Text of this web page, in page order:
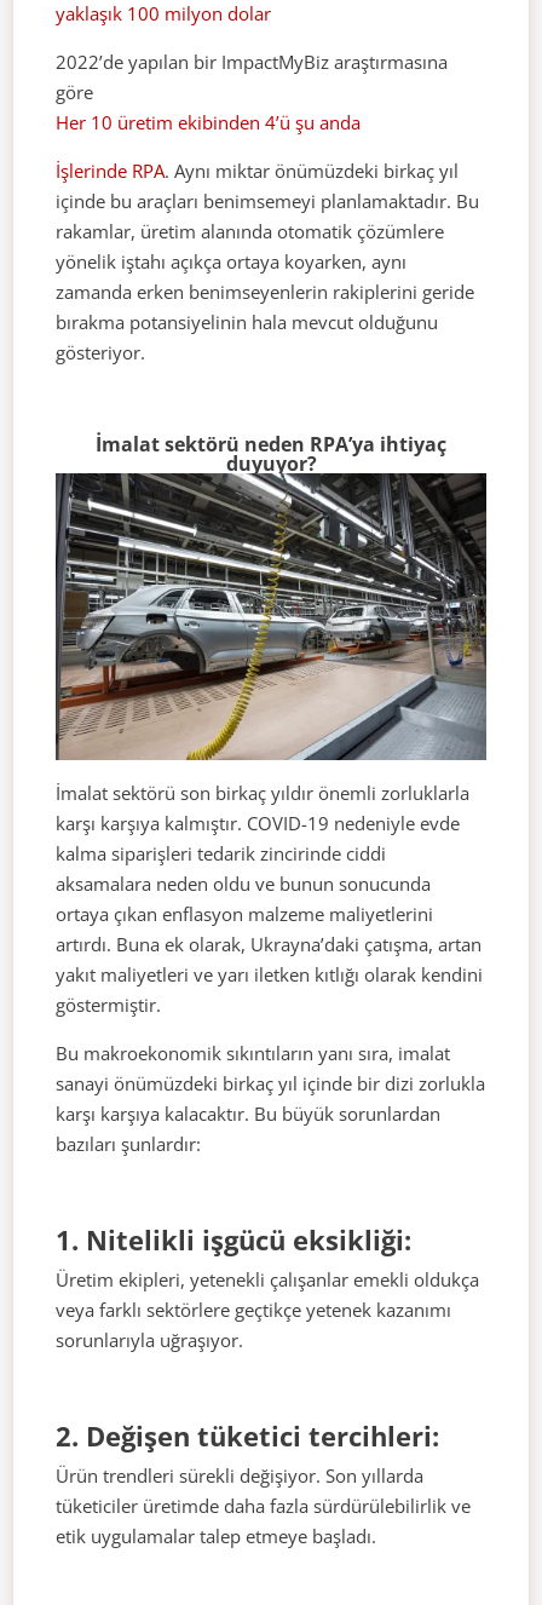
yaklaşık 100 milyon dolar
2022’de yapılan bir ImpactMyBiz araştırmasına
göre
Her 10 üretim ekibinden 4’ü şu anda
İşlerinde RPA. Aynı miktar önümüzdeki birkaç yıl
içinde bu araçları benimsemeyi planlamaktadır. Bu
rakamlar, üretim alanında otomatik çözümlere
yönelik iştahı açıkça ortaya koyarken, aynı
zamanda erken benimseyenlerin rakiplerini geride
bırakma potansiyelinin hala mevcut olduğunu
gösteriyor.
İmalat sektörü neden RPA’ya ihtiyaç
duyuyor?
İmalat sektörü son birkaç yıldır önemli zorluklarla
karşı karşıya kalmıştır. COVID-19 nedeniyle evde
kalma siparişleri tedarik zincirinde ciddi
aksamalara neden oldu ve bunun sonucunda
ortaya çıkan enflasyon malzeme maliyetlerini
artırdı. Buna ek olarak, Ukrayna’daki çatışma, artan
yakıt maliyetleri ve yarı iletken kıtlığı olarak kendini
göstermiştir.
Bu makroekonomik sıkıntıların yanı sıra, imalat
sanayi önümüzdeki birkaç yıl içinde bir dizi zorlukla
karşı karşıya kalacaktır. Bu büyük sorunlardan
bazıları şunlardır:
1. Nitelikli işgücü eksikliği:
Üretim ekipleri, yetenekli çalışanlar emekli oldukça
veya farklı sektörlere geçtikçe yetenek kazanımı
sorunlarıyla uğraşıyor.
2. Değişen tüketici tercihleri:
Ürün trendleri sürekli değişiyor. Son yıllarda
tüketiciler üretimde daha fazla sürdürülebilirlik ve
etik uygulamalar talep etmeye başladı.